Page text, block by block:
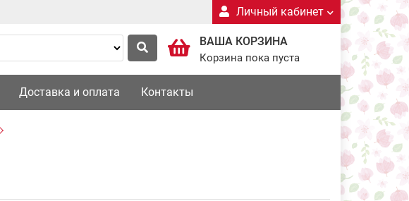
Личный кабинет
ВАША КОРЗИНА
Корзина пока пуста
Доставка и оплата Контакты